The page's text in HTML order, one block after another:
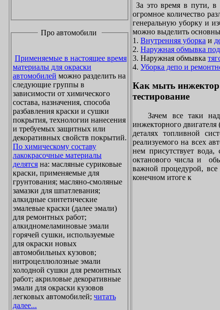
Про автомобили
Применяемые в настоящее время
материалы для окраски
автомобилей можно разделить на
следующие группы в
зависимости от химического
состава, назначения, способа
разбавления краски и сушки
покрытия, технологии нанесения
и требуемых защитных или
декоративных свойств покрытий.
По химическому составу
лакокрасочные материалы
делятся на: масляные суриковые
краски, применяемые для
грунтования; масляно-смоляные
замазки для шпатлевания;
алкидные синтетические
эмалевые краски (далее эмали)
для ремонтных работ;
алкидномеламиновые эмали
горячей сушки, используемые
для окраски новых
автомобильных кузовов;
нитроцеллюлозные эмали
холодной сушки для ремонтных
работ; акриловые декоративные
эмали для окраски кузовов
легковых автомобилей; читать
далее...
За это время в пути,
огромное количество
генеральную уборку и
можно выделить
1. Внутренняя уборка и
2. Наружная обмывка
3. Наружная обмывка
4. Уборка депо и
Как мыть
тестирование
Зачем все таки
инжекторного
деталях топливной
реализуемого на всех
нем присутствует
октанового числа и
важной процедурой, все
конечном итоге к